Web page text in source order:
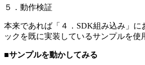
５．動作検証
本来であれば「４．SDK組み込み」に
ックを既に実装しているサンプルを使
■サンプルを動かしてみる